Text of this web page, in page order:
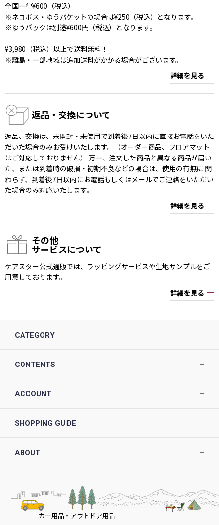
全国一律¥600（税込）
※ネコポス・ゆうパケットの場合は¥250（税込）となります。
※ゆうパックは別途¥600円（税込）となります。
¥3,980（税込）以上で送料無料！
※離島・一部地域は追加送料がかかる場合がございます。
詳細を見る
返品・交換について
返品、交換は、未開封・未使用で到着後7日以内に直接お電話をいた
だいた場合のみお受けいたします。（オーダー商品、フロアマット
はご対応しておりません） 万一、注文した商品と異なる商品が届い
た、または到着時の破損・初期不良などの場合は、使用の有無に 関
わらず、到着後7日以内にお電話もしくはメールでご連絡をいただい
た場合のみ対応いたします。
詳細を見る
その他
サービスについて
ケアスター公式通販では、ラッピングサービスや生地サンプルをご
用意しております。
詳細を見る
CATEGORY
CONTENTS
ACCOUNT
SHOPPING GUIDE
ABOUT
カー用品・アウトドア用品